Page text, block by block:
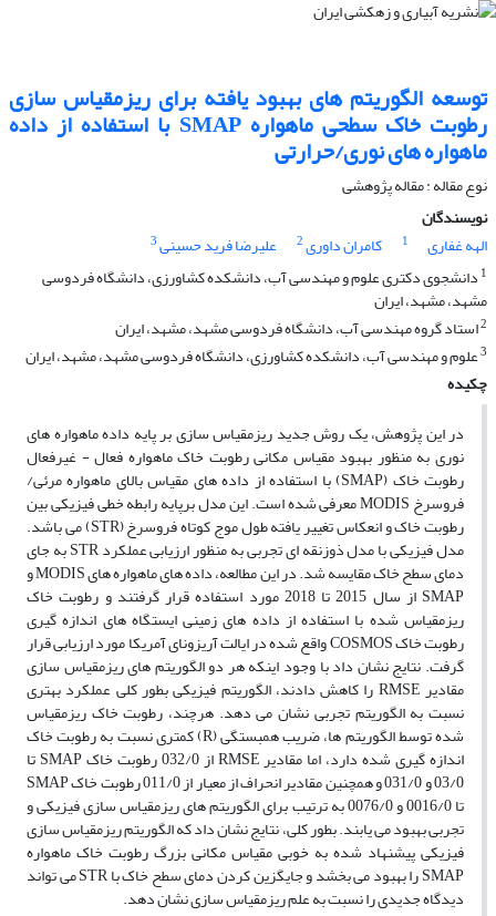
توسعه الگوریتم های بهبود یافته برای ریزمقیاس سازی
رطوبت خاک سطحی ماهواره SMAP با استفاده از داده
ماهواره های نوری/حرارتی
نوع مقاله : مقاله پژوهشی
نویسندگان
الهه غفاری
1 کامران داوری2 علیرضا فرید حسینی3
1 دانشجوی دکتری علوم و مهندسی آب، دانشکده کشاورزی، دانشگاه فردوسی
مشهد، مشهد، ایران
2استاد گروه مهندسی آب، دانشگاه فردوسی مشهد، مشهد، ایران
3علوم و مهندسی آب، دانشکده کشاورزی، دانشگاه فردوسی مشهد، مشهد، ایران
چکیده
در این پژوهش، یک روش جدید ریزمقیاس سازی بر پایه داده ماهواره های
نوری به منظور بهبود مقیاس مکانی رطوبت خاک ماهواره فعال - غیرفعال
رطوبت خاک (SMAP) با استفاده از داده های مقیاس بالای ماهواره مرئی/
فروسرخ MODIS معرفی شده است. این مدل برپایه رابطه خطی فیزیکی بین
رطوبت خاک و انعکاس تغییر یافته طول موج کوتاه فروسرخ (STR) می باشد.
مدل فیزیکی با مدل ذوزنقه ای تجربی به منظور ارزیابی عملکرد STR به جای
دمای سطح خاک مقایسه شد. در این مطالعه، داده های ماهواره های MODIS و
SMAP از سال 2015 تا 2018 مورد استفاده قرار گرفتند و رطوبت خاک
ریزمقیاس شده با استفاده از داده های زمینی ایستگاه های اندازه گیری
رطوبت خاک COSMOS واقع شده در ایالت آریزونای آمریکا مورد ارزیابی قرار
گرفت. نتایج نشان داد با وجود اینکه هر دو الگوریتم های ریزمقیاس سازی
مقادیر RMSE را کاهش دادند، الگوریتم فیزیکی بطور کلی عملکرد بهتری
نسبت به الگوریتم تجربی نشان می دهد. هرچند، رطوبت خاک ریزمقیاس
شده توسط الگوریتم ها، ضریب همبستگی (R) کمتری نسبت به رطوبت خاک
اندازه گیری شده دارد، اما مقادیر RMSE از 032/0 رطوبت خاک SMAP تا
03/0 و 031/0 و همچنین مقادیر انحراف از معیار از 011/0 رطوبت خاک SMAP
تا 0016/0 و 0076/0 به ترتیب برای الگوریتم های ریزمقیاس سازی فیزیکی و
تجربی بهبود می یابند. بطور کلی، نتایج نشان داد که الگوریتم ریزمقیاس سازی
فیزیکی پیشنهاد شده به خوبی مقیاس مکانی بزرگ رطوبت خاک ماهواره
SMAP را بهبود می بخشد و جایگزین کردن دمای سطح خاک با STR می تواند
دیدگاه جدیدی را نسبت به علم ریزمقیاس سازی نشان دهد.